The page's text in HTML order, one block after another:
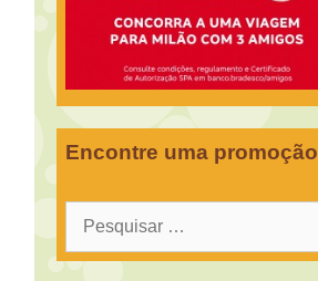
Encontre uma promoção
Pesquisar